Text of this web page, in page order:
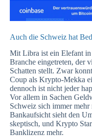
Auch die Schweiz hat
Mit Libra ist ein Elefant
Branche eingetreten, der
Schatten stellt. Zwar
Coup als Krypto-Mekka
dennoch ist nicht jeder
Vor allem in Sachen
Schweiz sich immer
Bankaufsicht sieht den
skeptisch, und Krypto
Banklizenz mehr.